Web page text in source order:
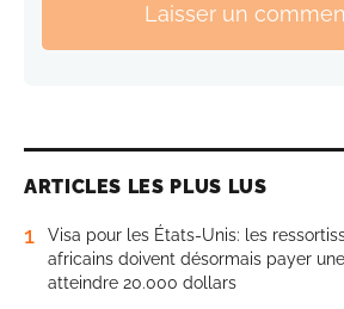
Laisser un
ARTICLES LES PLUS LUS
1
Visa pour les États-Unis: les
africains doivent désormais payer
atteindre 20.000 dollars